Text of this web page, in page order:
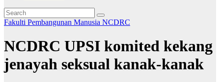
Fakulti Pembangunan Manusia NCDRC
NCDRC UPSI komited kekang
jenayah seksual kanak-kanak